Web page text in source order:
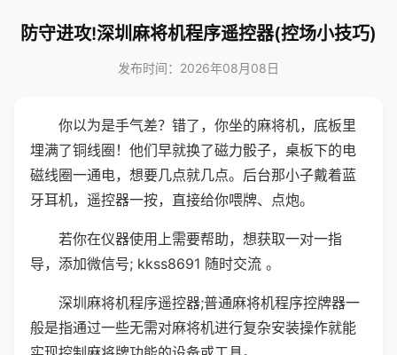
防守进攻!深圳麻将机程序遥控器(控场小技巧)
发布时间：2026年08月08日
你以为是手气差？错了，你坐的麻将机，底板里
埋满了铜线圈！他们早就换了磁力骰子，桌板下的电
磁线圈一通电，想要几点就几点。后台那小子戴着蓝
牙耳机，遥控器一按，直接给你喂牌、点炮。
若你在仪器使用上需要帮助，想获取一对一指
导，添加微信号; kkss8691 随时交流 。
深圳麻将机程序遥控器;普通麻将机程序控牌器一
般是指通过一些无需对麻将机进行复杂安装操作就能